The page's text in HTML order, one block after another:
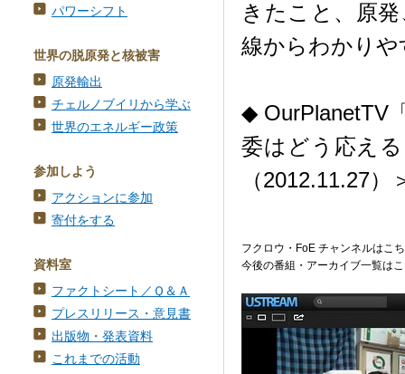
パワーシフト
世界の脱原発と核被害
原発輸出
チェルノブイリから学ぶ
世界のエネルギー政策
参加しよう
アクションに参加
寄付をする
資料室
ファクトシート／Ｑ＆Ａ
プレスリリース・意見書
出版物・発表資料
これまでの活動
きたこと、原
線からわかり
◆ OurPlanetTV
委はどう応え
（2012.11.27）
フクロウ・FoE チャンネルはこ
今後の番組・アーカイブ一覧は